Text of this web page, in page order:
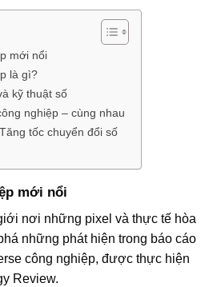
mới nổi
là gì?
kỹ thuật số
nghiệp – cùng nhau
tốc chuyển đổi số
mới nổi
nơi những pixel và thực tế hòa
những phát hiện trong báo cáo
công nghiệp, được thực hiện
Review.